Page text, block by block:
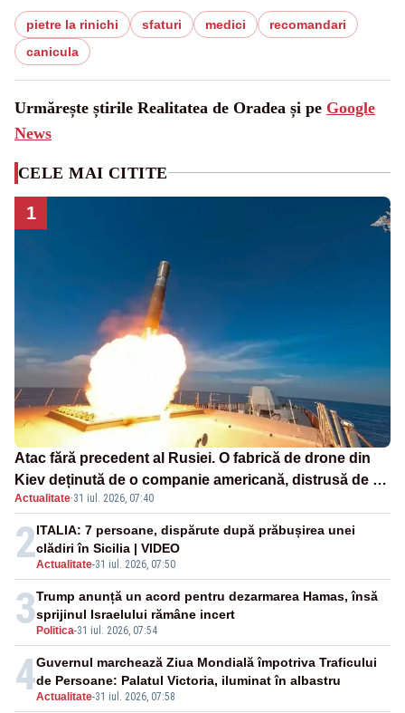
pietre la rinichi sfaturi medici
recomandari
canicula
Urmărește știrile Realitatea de Oradea și pe Google
News
CELE MAI CITITE
1
Atac fără precedent al Rusiei. O fabrică de drone din
Kiev deținută de o companie americană, distrusă de o
rachetă rusească
Actualitate·31 iul. 2026, 07:40
2Actualitate-31 iul. 2026, 07:50
ITALIA: 7 persoane, dispărute după prăbușirea unei
clădiri în Sicilia | VIDEO
3 Politica-31 iul. 2026, 07:54
Trump anunță un acord pentru dezarmarea Hamas, însă
sprijinul Israelului rămâne incert
4Actualitate-31 iul. 2026, 07:58
Guvernul marchează Ziua Mondială împotriva Traficului
de Persoane: Palatul Victoria, iluminat în albastru